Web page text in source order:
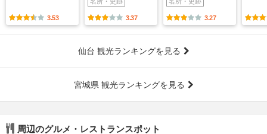
3.53 3.37 3.27
仙台 観光ランキングを見る
宮城県 観光ランキングを見る
周辺のグルメ・レストランスポット